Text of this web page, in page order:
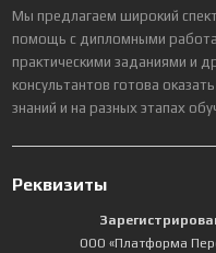
Мы предлагаем широкий
помощь с дипломными
практическими заданиями и
консультантов готова
знаний и на разных этапах
Реквизиты
ООО «Платформа